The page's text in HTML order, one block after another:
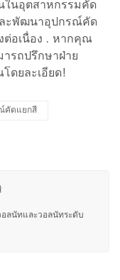
ในอุตสาหกรรมคัด
ละพัฒนาอุปกรณ์คัด
อเนื่อง . หากคุณ
รถปรึกษาฝ่าย
ดยละเอียด!
คัดแยกสี
อลนัทและวอลนัทระดับ